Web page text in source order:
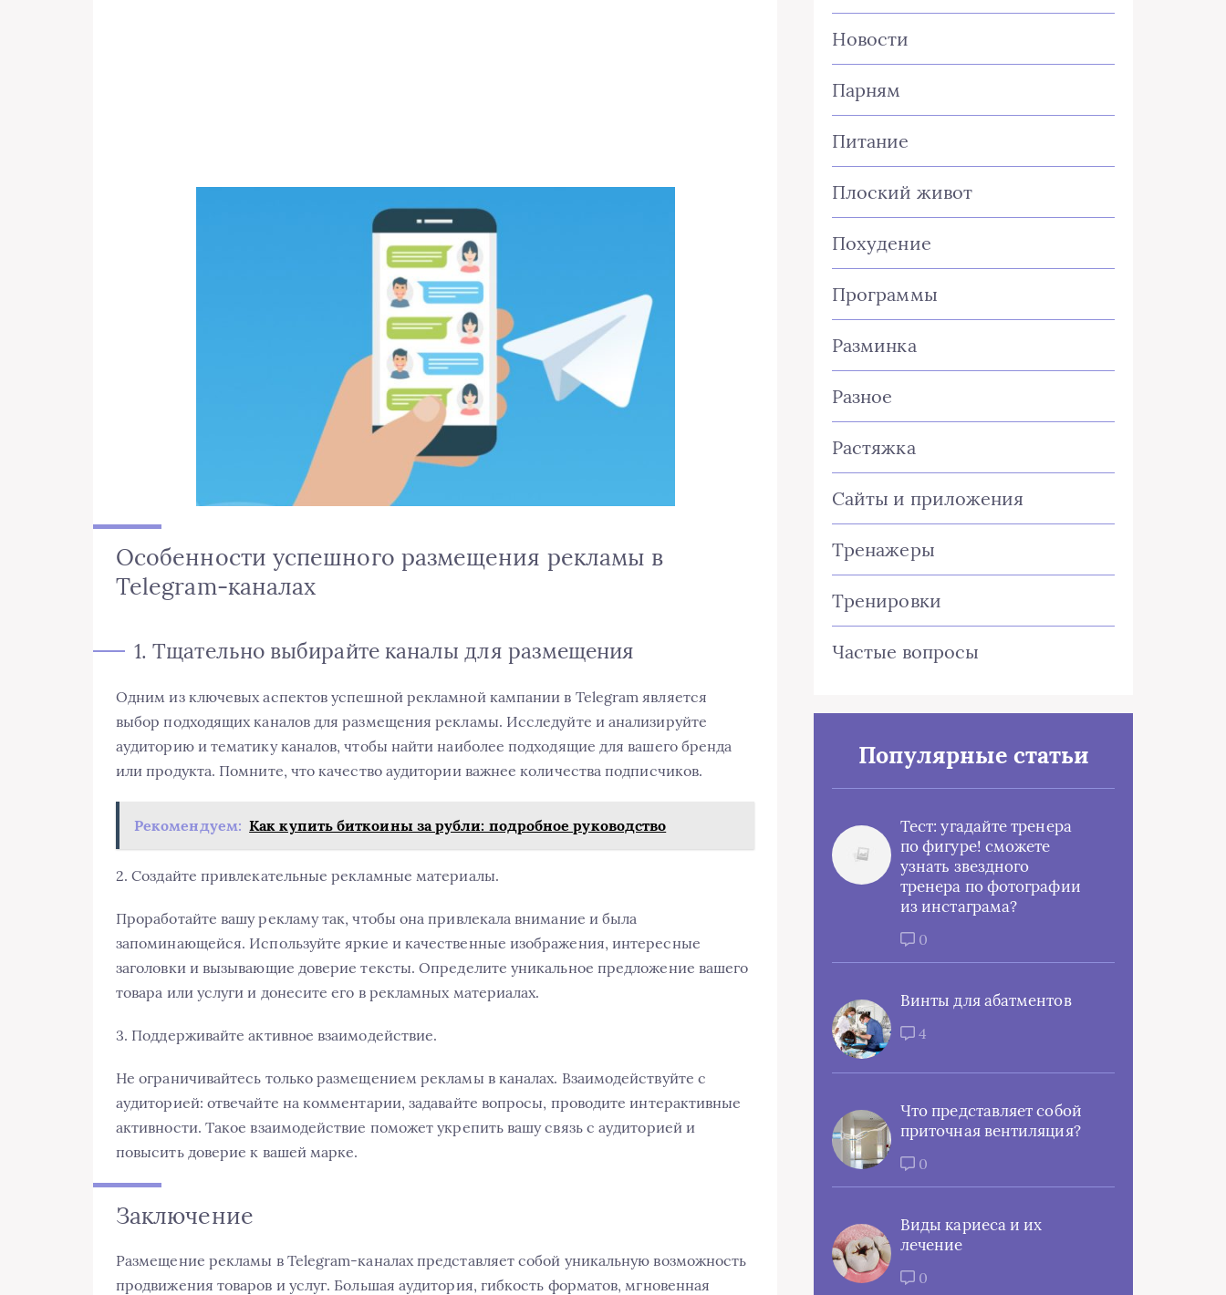
Особенности успешного размещения рекламы в
Telegram-каналах
1. Тщательно выбирайте каналы для размещения
Одним из ключевых аспектов успешной рекламной кампании в Telegram является
выбор подходящих каналов для размещения рекламы. Исследуйте и анализируйте
аудиторию и тематику каналов, чтобы найти наиболее подходящие для вашего бренда
или продукта. Помните, что качество аудитории важнее количества подписчиков.
Рекомендуем: Как купить биткоины за рубли: подробное руководство
2. Создайте привлекательные рекламные материалы.
Проработайте вашу рекламу так, чтобы она привлекала внимание и была
запоминающейся. Используйте яркие и качественные изображения, интересные
заголовки и вызывающие доверие тексты. Определите уникальное предложение вашего
товара или услуги и донесите его в рекламных материалах.
3. Поддерживайте активное взаимодействие.
Не ограничивайтесь только размещением рекламы в каналах. Взаимодействуйте с
аудиторией: отвечайте на комментарии, задавайте вопросы, проводите интерактивные
активности. Такое взаимодействие поможет укрепить вашу связь с аудиторией и
повысить доверие к вашей марке.
Заключение
Размещение рекламы в Telegram-каналах представляет собой уникальную возможность
продвижения товаров и услуг. Большая аудитория, гибкость форматов, мгновенная
Новости
Парням
Питание
Плоский живот
Похудение
Программы
Разминка
Разное
Растяжка
Сайты и приложения
Тренажеры
Тренировки
Частые вопросы
Популярные статьи
Тест: угадайте тренера
по фигуре! сможете
узнать звездного
тренера по фотографии
из инстаграма?
0
Винты для абатментов
4
Что представляет собой
приточная вентиляция?
0
Виды кариеса и их
лечение
0